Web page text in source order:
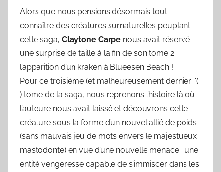
Alors que nous pensions désormais tout
connaître des créatures surnaturelles peuplant
cette saga, Claytone Carpe nous avait réservé
une surprise de taille à la fin de son tome 2 :
l’apparition d’un kraken à Blueesen Beach !
Pour ce troisième (et malheureusement dernier :'(
) tome de la saga, nous reprenons l’histoire là où
l’auteure nous avait laissé et découvrons cette
créature sous la forme d’un nouvel allié de poids
(sans mauvais jeu de mots envers le majestueux
mastodonte) en vue d’une nouvelle menace : une
entité vengeresse capable de s’immiscer dans les